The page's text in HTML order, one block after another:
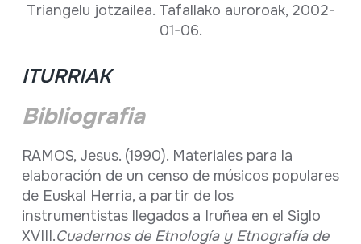
Triangelu jotzailea. Tafallako auroroak, 2002-
01-06.
ITURRIAK
Bibliografia
RAMOS, Jesus. (1990). Materiales para la
elaboración de un censo de músicos populares
de Euskal Herria, a partir de los
instrumentistas llegados a Iruñea en el Siglo
XVIII.Cuadernos de Etnología y Etnografía de